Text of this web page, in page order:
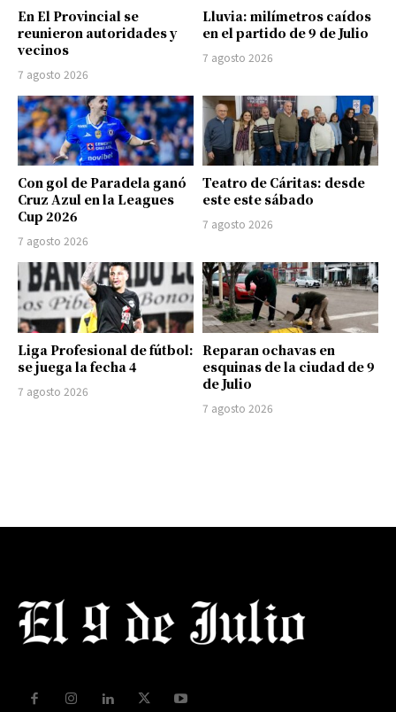
En El Provincial se
reunieron autoridades y
vecinos
7 agosto 2026
Lluvia: milímetros caídos
en el partido de 9 de Julio
7 agosto 2026
Con gol de Paradela ganó
Cruz Azul en la Leagues
Cup 2026
7 agosto 2026
Teatro de Cáritas: desde
este este sábado
7 agosto 2026
Liga Profesional de fútbol:
se juega la fecha 4
7 agosto 2026
Reparan ochavas en
esquinas de la ciudad de 9
de Julio
7 agosto 2026